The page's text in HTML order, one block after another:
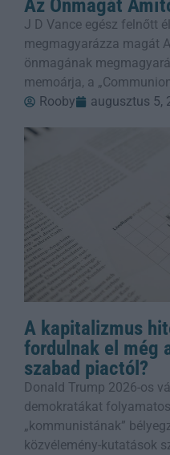
Az Önmagát
J D Vance egész felnőtt
megmagyarázza magát
önmagának
memoárja, a
Rooby
augusztus 5,
A kapitalizmus
fordulnak el még
szabad piactól?
Donald Trump 2026-os
demokratákat
„kommunistának”
közvélemény-kutatások